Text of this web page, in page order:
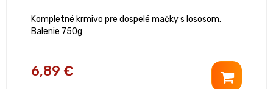
Kompletné krmivo pre dospelé mačky s lososom.
Balenie 750g
6,89 €